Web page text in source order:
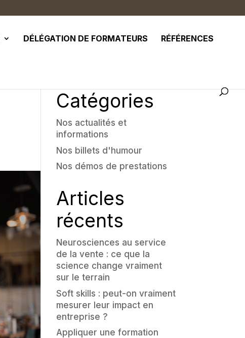
DÉLÉGATION DE FORMATEURS RÉFÉRENCES
Catégories
Nos actualités et
informations
Nos billets d'humour
Nos démos de prestations
Articles
récents
Neurosciences au service
de la vente : ce que la
science change vraiment
sur le terrain
Soft skills : peut-on vraiment
mesurer leur impact en
entreprise ?
Appliquer une formation